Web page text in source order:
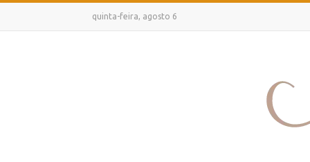
quinta-feira, agosto 6